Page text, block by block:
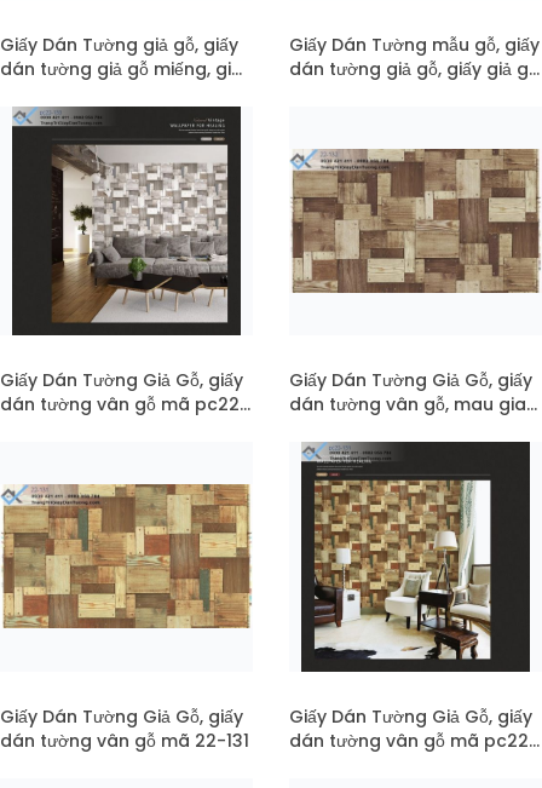
Giấy Dán Tường giả gỗ, giấy
dán tường giả gỗ miếng, giay
Giấy Dán Tường mẫu gỗ, giấy
dán tường giả gỗ, giấy giả gỗ
Giấy Dán Tường Giả Gỗ, giấy
dán tường vân gỗ mã pc22-
Giấy Dán Tường Giả Gỗ, giấy
dán tường vân gỗ, mau giay
Giấy Dán Tường Giả Gỗ, giấy
dán tường vân gỗ mã 22-131
Giấy Dán Tường Giả Gỗ, giấy
dán tường vân gỗ mã pc22-